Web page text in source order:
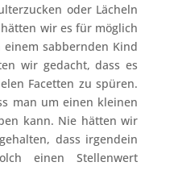
oder Lächeln
wir es für möglich
sabbernden Kind
wir gedacht, dass es
Facetten zu spüren.
man um einen kleinen
kann. Nie hätten wir
dass irgendein
einen Stellenwert